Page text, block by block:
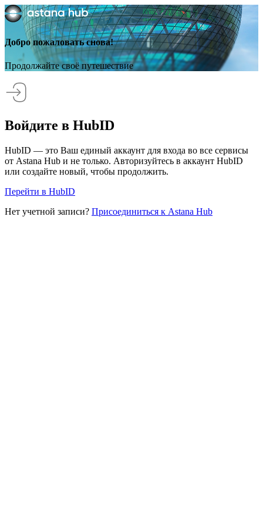
Добро пожаловать снова!
Продолжайте своё путешествие
Войдите в HubID
HubID — это Ваш единый аккаунт для входа во все сервисы
от Astana Hub и не только. Авторизуйтесь в аккаунт HubID
или создайте новый, чтобы продолжить.
Перейти в HubID
Нет учетной записи? Присоединиться к Astana Hub